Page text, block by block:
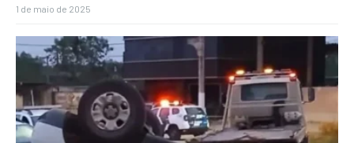
1 de maio de 2025